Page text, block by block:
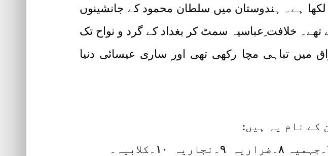
ہے۔ ہندوستان میں سلطان محمود کے جانشینوں
خلافت ِعباسیہ سمٹ کر بغداد کے گرد و نواح تک
میں تباہی مچا رکھی تھی اور ساری عیسائی دنیا
کے نام یہ ہیں: